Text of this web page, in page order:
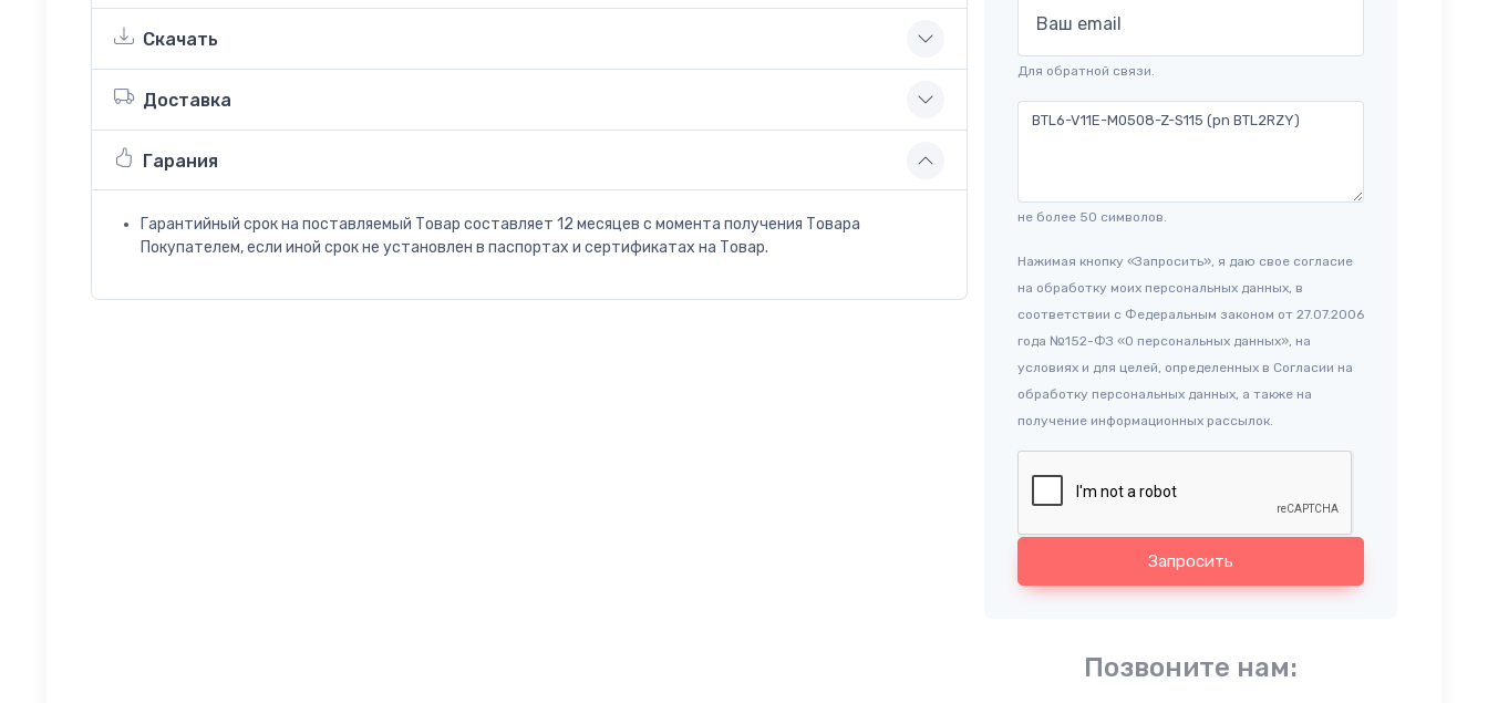
Скачать
Доставка
Гарания
Гарантийный срок на поставляемый Товар составляет 12 месяцев с момента получения Товара
Покупателем, если иной срок не установлен в паспортах и сертификатах на Товар.
Ваш email
Для обратной связи.
не более 50 символов.
Нажимая кнопку «Запросить», я даю свое согласие
на обработку моих персональных данных, в
соответствии с Федеральным законом от 27.07.2006
года №152-ФЗ «О персональных данных», на
условиях и для целей, определенных в Согласии на
обработку персональных данных, а также на
получение информационных рассылок.
Запросить
Позвоните нам: